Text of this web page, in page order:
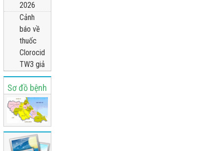
2026
Cảnh
báo về
thuốc
Clorocid
TW3 giả
Sơ đồ bệnh
viện